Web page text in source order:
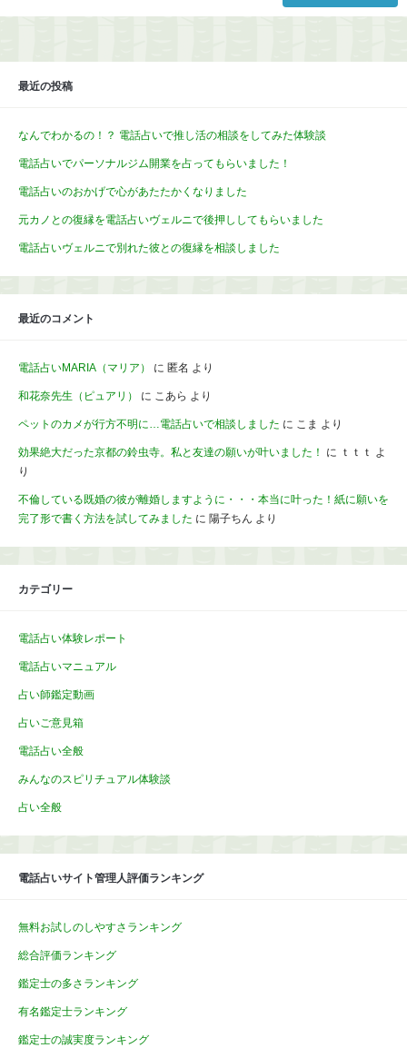
最近の投稿
なんでわかるの！？ 電話占いで推し活の相談をしてみた体験談
電話占いでパーソナルジム開業を占ってもらいました！
電話占いのおかげで心があたたかくなりました
元カノとの復縁を電話占いヴェルニで後押ししてもらいました
電話占いヴェルニで別れた彼との復縁を相談しました
最近のコメント
電話占いMARIA（マリア） に 匿名 より
和花奈先生（ピュアリ） に こあら より
ペットのカメが行方不明に…電話占いで相談しました に こま より
効果絶大だった京都の鈴虫寺。私と友達の願いが叶いました！ に ｔｔｔ よ
り
不倫している既婚の彼が離婚しますように・・・本当に叶った！紙に願いを
完了形で書く方法を試してみました に 陽子ちん より
カテゴリー
電話占い体験レポート
電話占いマニュアル
占い師鑑定動画
占いご意見箱
電話占い全般
みんなのスピリチュアル体験談
占い全般
電話占いサイト管理人評価ランキング
無料お試しのしやすさランキング
総合評価ランキング
鑑定士の多さランキング
有名鑑定士ランキング
鑑定士の誠実度ランキング